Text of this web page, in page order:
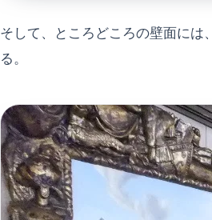
そして、ところどころの壁面には
る。